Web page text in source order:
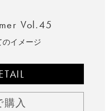
Vol.45
イメージ
購入